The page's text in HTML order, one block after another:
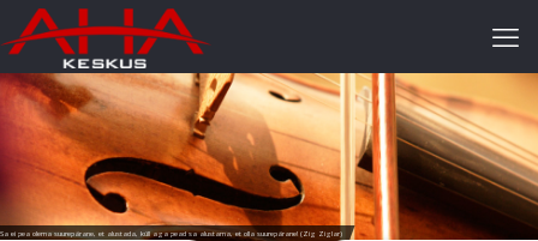
Sa ei pea olema suurepärane, et alustada, küll aga pead sa alustama, et olla suurepärane! (Zig Ziglar)